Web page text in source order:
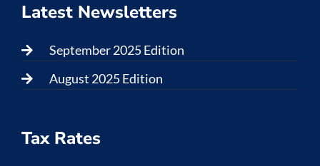
Latest Newsletters
September 2025 Edition
August 2025 Edition
Tax Rates